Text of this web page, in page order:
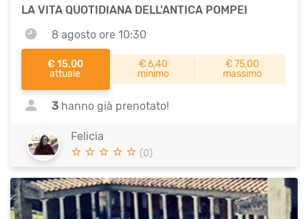
LA VITA QUOTIDIANA DELL'ANTICA POMPEI
8 agosto ore 10:30
€ 15,00
attuale
€ 6,40
minimo
€ 75,00
massimo
3 hanno già prenotato!
Felicia
(0)